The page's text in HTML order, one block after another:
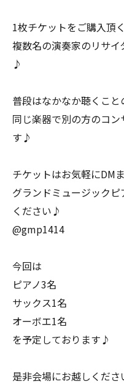
1枚チケットをご購入頂
複数名の演奏家のリサ
♪
普段はなかなか聴くこと
同じ楽器で別の方のコ
す♪
チケットはお気軽にDM
グランドミュージック
ください♪
@gmp1414
今回は
ピアノ3名
サックス1名
オーボエ1名
を予定しております♪
是非会場にお越しくだ